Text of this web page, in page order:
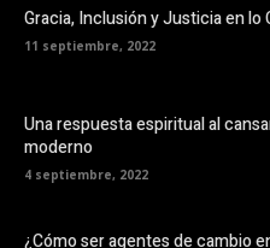
Gracia, Inclusión y Justicia en lo
11 septiembre, 2022
Una respuesta espiritual al
moderno
4 septiembre, 2022
¿Cómo ser agentes de cambio